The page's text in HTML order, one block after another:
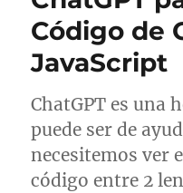
Código de
JavaScript
ChatGPT es una
puede ser de
necesitemos ver
código entre 2